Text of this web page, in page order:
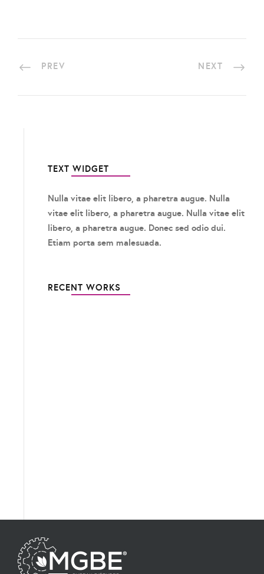
PREV NEXT
TEXT WIDGET
Nulla vitae elit libero, a pharetra augue. Nulla
vitae elit libero, a pharetra augue. Nulla vitae elit
libero, a pharetra augue. Donec sed odio dui.
Etiam porta sem malesuada.
RECENT WORKS